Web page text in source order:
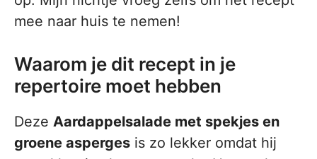
mee naar huis te nemen!
Waarom je dit recept in je
repertoire moet hebben
Deze Aardappelsalade met spekjes en
groene asperges is zo lekker omdat hij